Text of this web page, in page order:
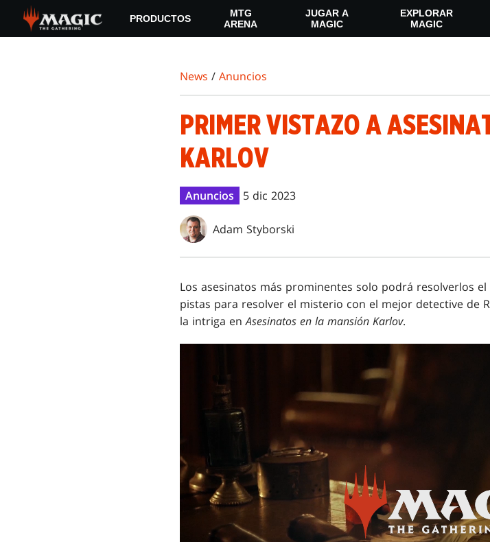
main
PRODUCTOS
MTG
ARENA
JUGAR A
MAGIC
EXPLORAR
MAGIC
News / Anuncios
PRIMER VISTAZO A
KARLOV
Anuncios 5 dic 2023
Adam Styborski
Los asesinatos más prominentes solo podrá resolverlos
pistas para resolver el misterio con el mejor detective de
la intriga enAsesinatos en la mansión Karlov.